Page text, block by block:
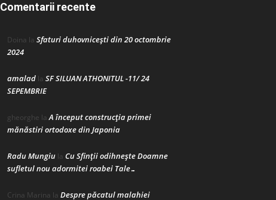
Comentarii recente
Doina la Sfaturi duhovnicești din 20 octombrie
2024
amalad la SF SILUAN ATHONITUL -11/ 24
SEPEMBRIE
gheorghe laA început construcţia primei
mănăstiri ortodoxe din Japonia
Radu Mungiu la Cu Sfinții odihnește Doamne
sufletul nou adormitei roabei Tale…
Crina Marina la Despre păcatul malahiei